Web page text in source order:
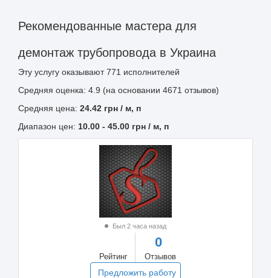
Рекомендованные мастера для
демонтаж трубопровода в Украина
Эту услугу оказывают771 исполнителей
Средняя оценка: 4.9 (на основании 4671 отзывов)
Средняя цена: 24.42 грн / м, п
Диапазон цен: 10.00 - 45.00 грн / м, п
Был 2 часа назад
Рейтинг
0
Отзывов
Предложить работу